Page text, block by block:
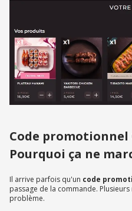
Code promotionnel
Pourquoi ça ne
Il arrive parfois qu'un code
passage de la commande.
problème.